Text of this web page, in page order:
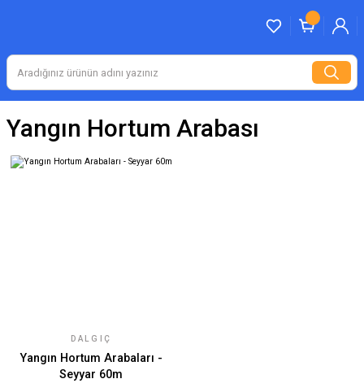
Yangın Hortum Arabası
DALGIÇ
Yangın Hortum Arabaları -
Seyyar 60m